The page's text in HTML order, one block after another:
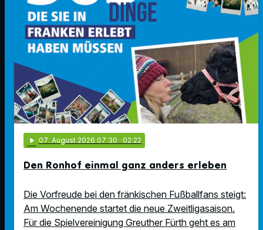
play_arrow 07. August 2026 07:30 · 02:22
Den Ronhof einmal ganz anders erleben
Die Vorfreude bei den fränkischen Fußballfans steigt:
Am Wochenende startet die neue Zweitligasaison.
Für die Spielvereinigung Greuther Fürth geht es am